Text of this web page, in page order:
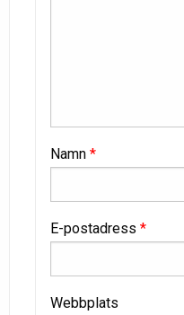
Namn *
E-postadress *
Webbplats